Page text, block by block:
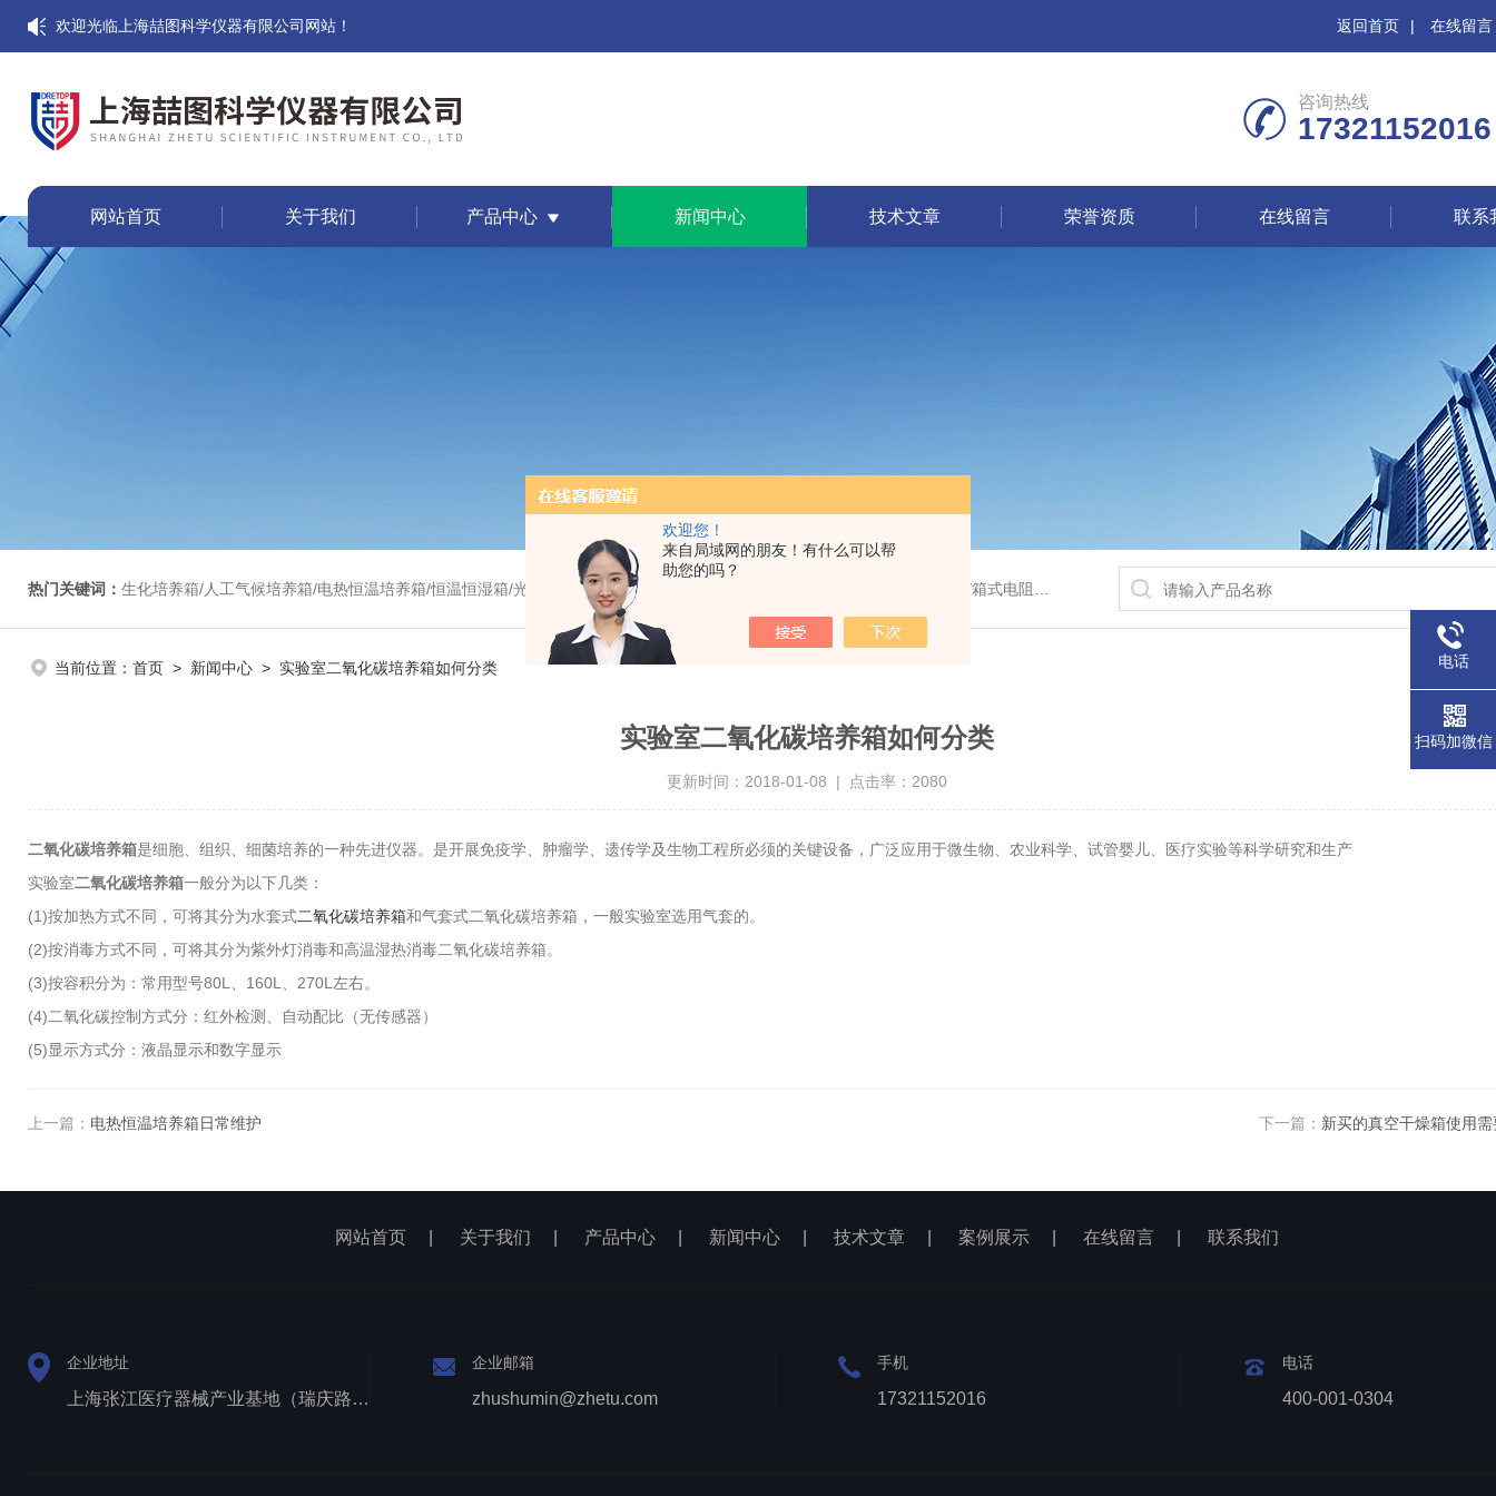
欢迎您！
来自局域网的朋友！有什么可以帮
助您的吗？
欢迎光临上海喆图科学仪器有限公司网站！ 返回首页 | 在线留言
咨询热线
17321152016
网站首页 关于我们 产品中心 新闻中心 技术文章 荣誉资质 在线留言 联系
热门关键词： 生化培养箱/人工气候培养箱/电热恒温培养箱/恒温恒湿箱/光照培养箱/二氧化碳培养箱等/恒温干燥箱/真空干燥箱/高温烘箱等/箱式电阻炉/陶瓷纤维马弗炉/高温马弗炉/管式炉/气氛炉/试验箱/摇床/振荡器/水槽/水浴锅等
当前位置： 首页 > 新闻中心 > 实验室二氧化碳培养箱如何分类
实验室二氧化碳培养箱如何分类
更新时间：2018-01-08 | 点击率：2080
二氧化碳培养箱是细胞、组织、细菌培养的一种先进仪器。是开展免疫学、肿瘤学、遗传学及生物工程所必须的关键设备，广泛应用于微生物、农业科学、试管婴儿、医疗实验等科学研究和生产
实验室二氧化碳培养箱一般分为以下几类：
(1)按加热方式不同，可将其分为水套式二氧化碳培养箱和气套式二氧化碳培养箱，一般实验室选用气套的。
(2)按消毒方式不同，可将其分为紫外灯消毒和高温湿热消毒二氧化碳培养箱。
(3)按容积分为：常用型号80L、160L、270L左右。
(4)二氧化碳控制方式分：红外检测、自动配比（无传感器）
(5)显示方式分：液晶显示和数字显示
上一篇： 电热恒温培养箱日常维护 下一篇： 新买的真空干燥箱使用
网站首页 关于我们 产品中心 新闻中心 技术文章 案例展示 在线留言 联系我们
企业地址
上海张江医疗器械产业基地（瑞庆路528号）
企业邮箱
zhushumin@zhetu.com
手机
17321152016
电话
400-001-0304
电话
扫码加微信